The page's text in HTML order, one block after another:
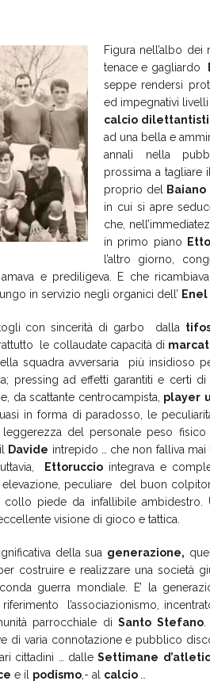
Figura nell’albo
tenace e gagliardo
seppe rendersi
ed impegnativi
calcio
ad una bella e
annali nella
prossima a
proprio del
Baiano
in cui si apre
che,
in primo piano
l’altro giorno,
e prediligeva. E che
in servizio negli organici dell’ Enel
con sincerità di garbo dalla
le collaudate capacità di
squadra avversaria più insidioso
pressing ad effetti garantiti e certi
da scattante centrocampista, player
in forma di paradosso, le
del personale peso
Davide intrepido … che non falliva mai
Ettoruccio integrava e
peculiare del buon
piede da infallibile ambidestro.
visione di gioco e tattica.
della sua generazione,
costruire e realizzare una società
guerra mondiale. E’ la
riferimento l’associazionismo,
parrocchiale di Santo Stefano
di varia connotazione e pubblico
cittadini … dalleSettimane
e il podismo ,- al calcio